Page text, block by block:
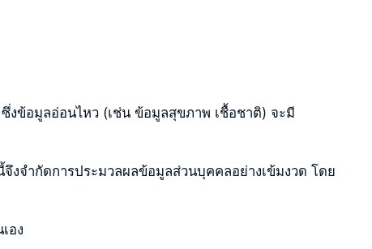
ซึ่งข้อมูลอ่อนไหว (เช่น ข้อมูลสุขภาพ เชื้อชาติ) จะมี
จำกัดการประมวลผลข้อมูลส่วนบุคคลอย่างเข้มงวด โดย
อง